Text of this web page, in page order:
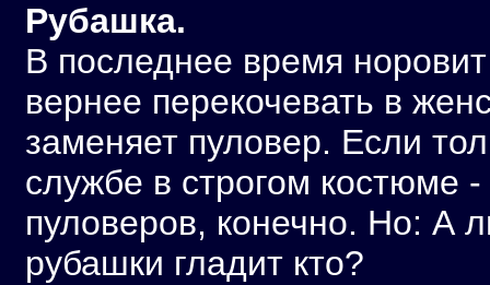
Рубашка.
В последнее время
вернее перекочевать в
заменяет пуловер. Если
службе в строгом костюме -
пуловеров, конечно. Но: А
рубашки гладит кто?